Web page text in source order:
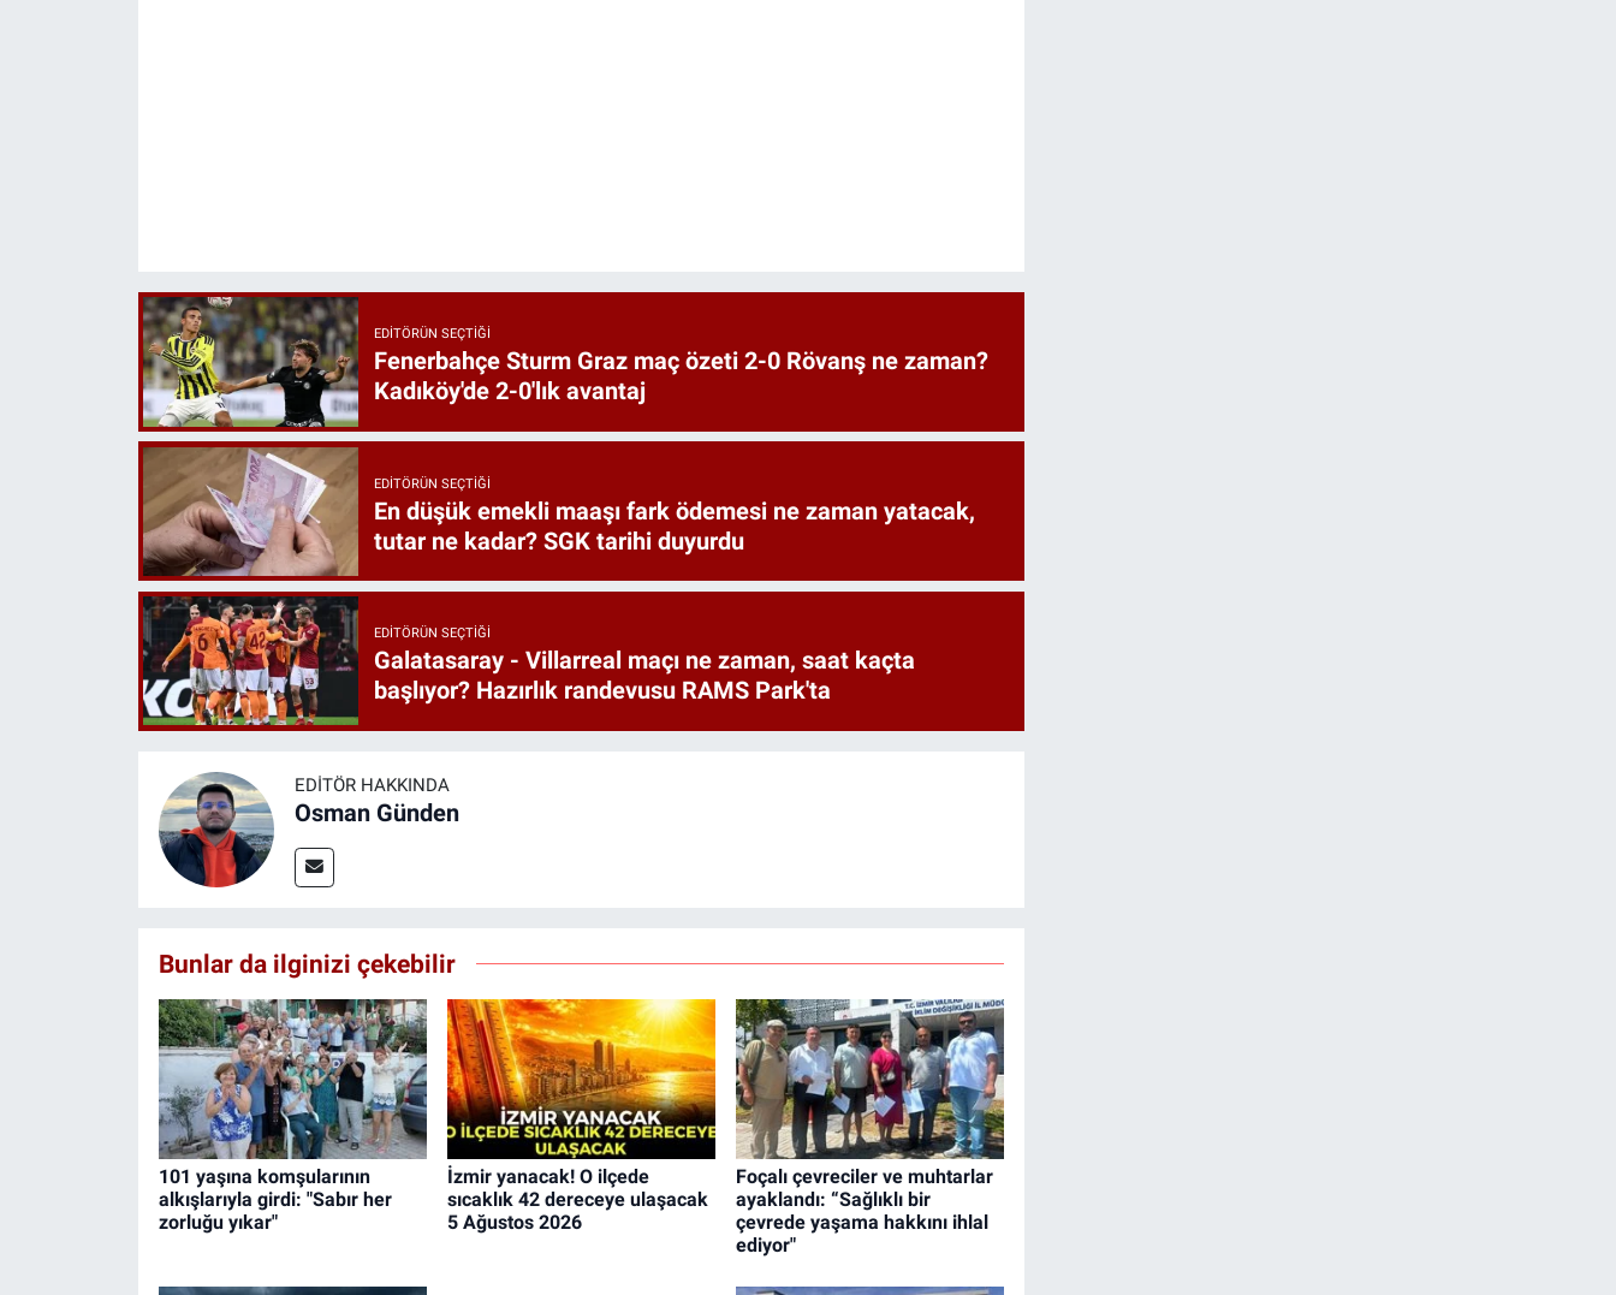
EDITÖRÜN SEÇTIĞI
Fenerbahçe Sturm Graz maç özeti 2-0 Rövanş ne zaman?
Kadıköy'de 2-0'lık avantaj
EDITÖRÜN SEÇTIĞI
En düşük emekli maaşı fark ödemesi ne zaman yatacak,
tutar ne kadar? SGK tarihi duyurdu
EDITÖRÜN SEÇTIĞI
Galatasaray - Villarreal maçı ne zaman, saat kaçta
başlıyor? Hazırlık randevusu RAMS Park'ta
EDITÖR HAKKINDA
Osman Günden
Bunlar da ilginizi çekebilir
101 yaşına komşularının
alkışlarıyla girdi: "Sabır her
zorluğu yıkar"
İzmir yanacak! O ilçede
sıcaklık 42 dereceye ulaşacak
5 Ağustos 2026
Foçalı çevreciler ve muhtarlar
ayaklandı: “Sağlıklı bir
çevrede yaşama hakkını ihlal
ediyor"